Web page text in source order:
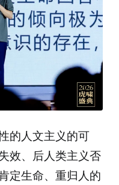
的人文主义的可
效、后人类主义否
定生命、重归人的